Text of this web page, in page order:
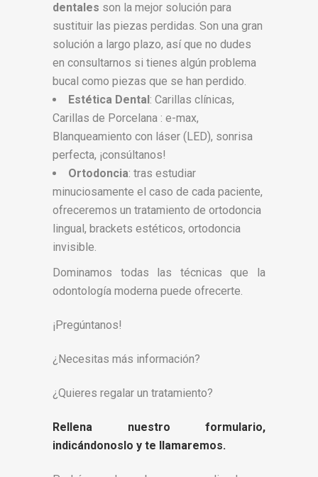
dentales son la mejor solución para
sustituir las piezas perdidas. Son una gran
solución a largo plazo, así que no dudes
en consultarnos si tienes algún problema
bucal como piezas que se han perdido.
Estética Dental: Carillas clínicas,
Carillas de Porcelana : e-max,
Blanqueamiento con láser (LED), sonrisa
perfecta, ¡consúltanos!
Ortodoncia: tras estudiar
minuciosamente el caso de cada paciente,
ofreceremos un tratamiento de ortodoncia
lingual, brackets estéticos, ortodoncia
invisible.
Dominamos todas las técnicas que la
odontología moderna puede ofrecerte.
¡Pregúntanos!
¿Necesitas más información?
¿Quieres regalar un tratamiento?
Rellena nuestro formulario,
indicándonoslo y te llamaremos.